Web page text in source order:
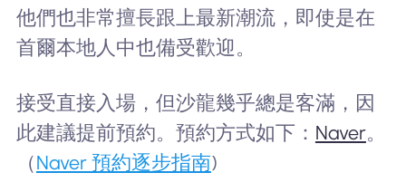
他們也非常擅長跟上最新潮流，即使是在
首爾本地人中也備受歡迎。
接受直接入場，但沙龍幾乎總是客滿，因
此建議提前預約。預約方式如下： Naver。
（Naver 預約逐步指南)